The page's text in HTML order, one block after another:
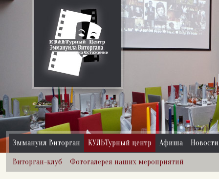
Эммануил Виторган КУЛЬТурный центр Афиша Новости
Виторган-клуб Фотогалерея наших мероприятий